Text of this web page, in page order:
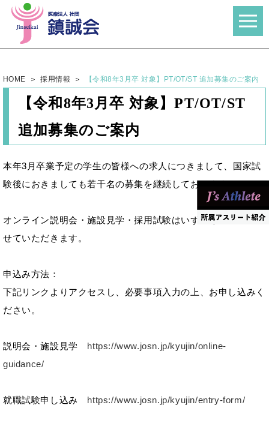
HOME 採用情報 【令和8年3月卒 対象】PT/OT/ST 追加募集のご案内
【令和8年3月卒 対象】PT/OT/ST
追加募集のご案内
本年3月卒業予定の学生の皆様への求人につきまして、国家試
験後におきましても若干名の募集を継続しております。
オンライン説明会・施設見学・採用試験はいずれも随時対応さ
せていただきます。
申込み方法：
下記リンクよりアクセスし、必要事項入力の上、お申し込みく
ださい。
説明会・施設見学 https://www.josn.jp/kyujin/online-
guidance/
就職試験申し込み https://www.josn.jp/kyujin/entry-form/